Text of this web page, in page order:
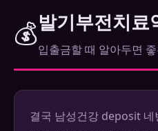
💰발기부전치료
입출금할 때 알아두면
결국 남성건강 deposit